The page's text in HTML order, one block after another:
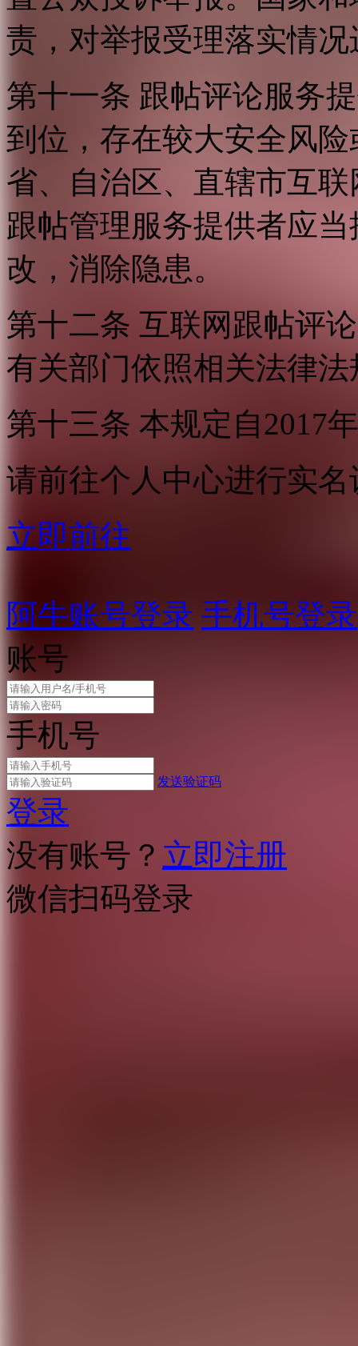
责，对举报受理落实情
第十一条 跟帖评论服务
到位，存在较大安全风
省、自治区、直辖市互
跟帖管理服务提供者应
改，消除隐患。
第十二条 互联网跟帖评
有关部门依照相关法律
第十三条 本规定自2017
请前往个人中心进行实名
立即前往
阿牛账号登录 手机号登录
账号
手机号
发送验证码
登录
没有账号？ 立即注册
微信扫码登录